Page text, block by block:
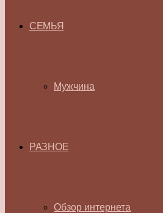
СЕМЬЯ
Мужчина
РАЗНОЕ
Обзор интернета